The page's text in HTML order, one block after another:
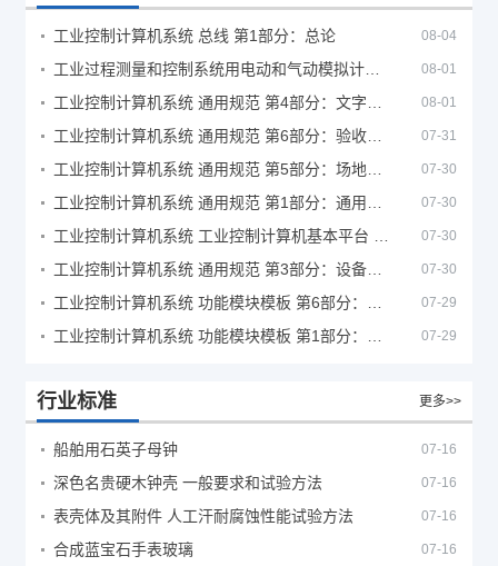
工业控制计算机系统 总线 第1部分：总论 08-04
08-01
08-01
07-31
07-30
07-30
07-30
07-30
07-29
07-29
行业标准 更多>>
船舶用石英子母钟 07-16
深色名贵硬木钟壳 一般要求和试验方法 07-16
表壳体及其附件 人工汗耐腐蚀性能试验方法 07-16
合成蓝宝石手表玻璃 07-16